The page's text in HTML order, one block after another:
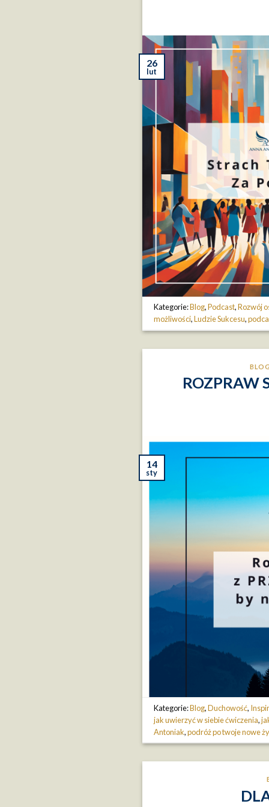
26
lut
Kategorie:Blog,Podcast,Rozwój
możliwości,Ludzie Sukcesu,
ROZPRAW
14
sty
Kategorie:Blog,Duchowość,
jak uwierzyć w siebie ćwiczenia,
Antoniak,podróż po twoje nowe